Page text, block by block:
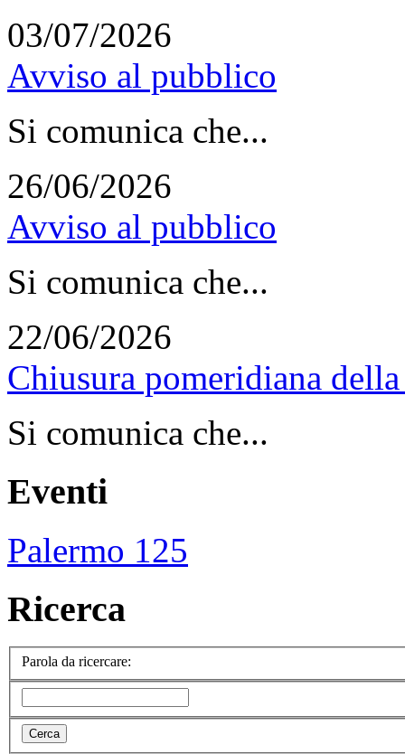
03/07/2026
Avviso al pubblico
Si comunica che...
26/06/2026
Avviso al pubblico
Si comunica che...
22/06/2026
Chiusura pomeridiana
Si comunica che...
Eventi
Palermo 125
Ricerca
Parola da ricercare: